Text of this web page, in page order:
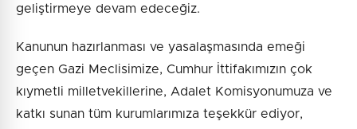
geliştirmeye devam edeceğiz.
Kanunun hazırlanması ve yasalaşmasında emeği
geçen Gazi Meclisimize, Cumhur İttifakımızın çok
kıymetli milletvekillerine, Adalet Komisyonumuza ve
katkı sunan tüm kurumlarımıza teşekkür ediyor,